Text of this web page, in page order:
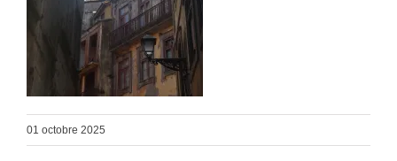
01 octobre 2025